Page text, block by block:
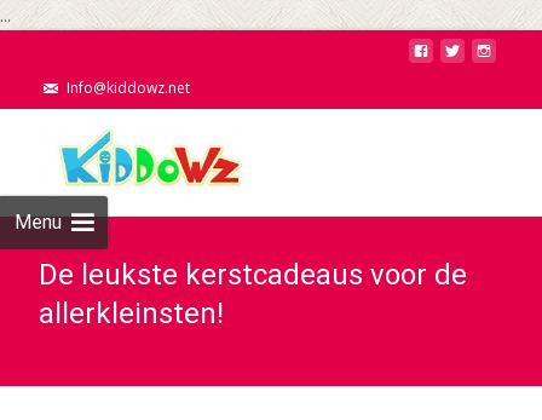
...
Info@kiddowz.net
Menu
De leukste kerstcadeaus voor de
allerkleinsten!